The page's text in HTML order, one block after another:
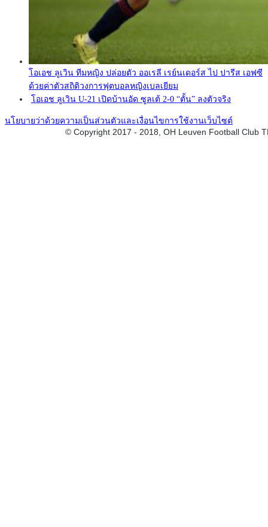
โอเอช ลูเวิน ทีมหญิง ปล่อยตัว ออเรลี เรย์นเดอร์ส ไป ปารีส เอฟซี
ด้วยค่าตัวสถิติวงการฟุตบอลหญิงเบลเยียม
โอเอช ลูเวิน U-21 เปิดบ้านอัด ซูลเต้ 2-0 “ตั้น” ลงตัวจริง
นโยบายว่าด้วยความเป็นส่วนตัวและเงื่อนไขการใช้งานเว็บไซต์
© Copyright 2017 - 2018, OH Leuven Football Club